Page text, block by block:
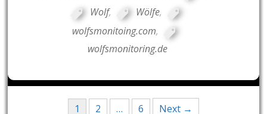
Wolf, Wölfe,
wolfsmonitoing.com,
wolfsmonitoring.de
1 2 … 6 Next →